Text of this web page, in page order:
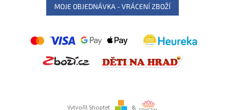
MOJE OBJEDNÁVKA - VRÁCENÍ ZBOŽÍ
Vytvořil Shoptet &